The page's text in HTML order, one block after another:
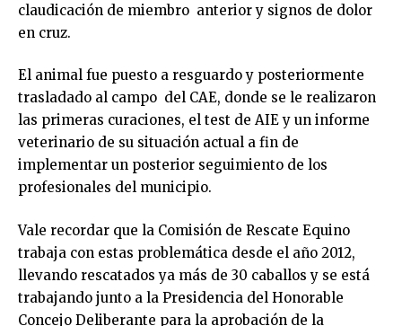
claudicación de miembro anterior y signos de dolor
en cruz.
El animal fue puesto a resguardo y posteriormente
trasladado al campo del CAE, donde se le realizaron
las primeras curaciones, el test de AIE y un informe
veterinario de su situación actual a fin de
implementar un posterior seguimiento de los
profesionales del municipio.
Vale recordar que la Comisión de Rescate Equino
trabaja con estas problemática desde el año 2012,
llevando rescatados ya más de 30 caballos y se está
trabajando junto a la Presidencia del Honorable
Concejo Deliberante para la aprobación de la